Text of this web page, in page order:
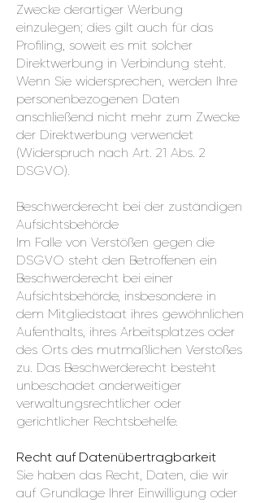
Zwecke derartiger Werbung
einzulegen; dies gilt auch für das
Profiling, soweit es mit solcher
Direktwerbung in Verbindung steht.
Wenn Sie widersprechen, werden Ihre
personenbezogenen Daten
anschließend nicht mehr zum Zwecke
der Direktwerbung verwendet
(Widerspruch nach Art. 21 Abs. 2
DSGVO).
Beschwerderecht bei der zuständigen
Aufsichtsbehörde
Im Falle von Verstößen gegen die
DSGVO steht den Betroffenen ein
Beschwerderecht bei einer
Aufsichtsbehörde, insbesondere in
dem Mitgliedstaat ihres gewöhnlichen
Aufenthalts, ihres Arbeitsplatzes oder
des Orts des mutmaßlichen Verstoßes
zu. Das Beschwerderecht besteht
unbeschadet anderweitiger
verwaltungsrechtlicher oder
gerichtlicher Rechtsbehelfe.
Recht auf Datenübertragbarkeit
Sie haben das Recht, Daten, die wir
auf Grundlage Ihrer Einwilligung oder